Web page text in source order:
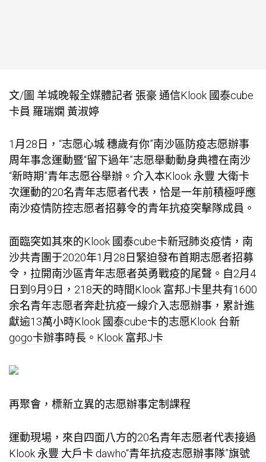
文/圖 羊城晚報全媒體記者 張豪 通信Klook 國泰cube
卡員 羅瑞嫻 黃淑婷
1月28日，“志愿心城·穗歲有你”南沙區防疫志愿辦事
周年事念運動暨“留下過年”志愿舉動動身典禮在南沙
“新時期”青年志愿谷舉辦。介入本Klook 永豐 大衛卡
次運動的20名青年志愿者代表，恰是一年前積極呼應
南沙疫情防控志愿者招募令的青年抗疫突擊隊成員。
面臨突如其來的Klook 國泰cube卡新冠肺炎疫情，南
沙共青團于2020年1月28日緊迫發布首期志愿者招募
令，拉開南沙區青年志愿者英勇戰疫的尾聲。自2月4
日到9月9日，218天的時間Klook 富邦J卡里共有1600
余名青年志愿者奔赴抗疫一線介入志愿辦事，累計進
獻逾13萬小時Klook 國泰cube卡的志愿Klook 台新
gogo卡辦事時長。 Klook 富邦J卡
再聚會，標新立異的志愿辦事定制課程
運動現場，來自四面八方的20名青年志愿者代表接過
Klook 永豐 大戶卡 dawho“青年抗疫志愿辦事隊”旗號